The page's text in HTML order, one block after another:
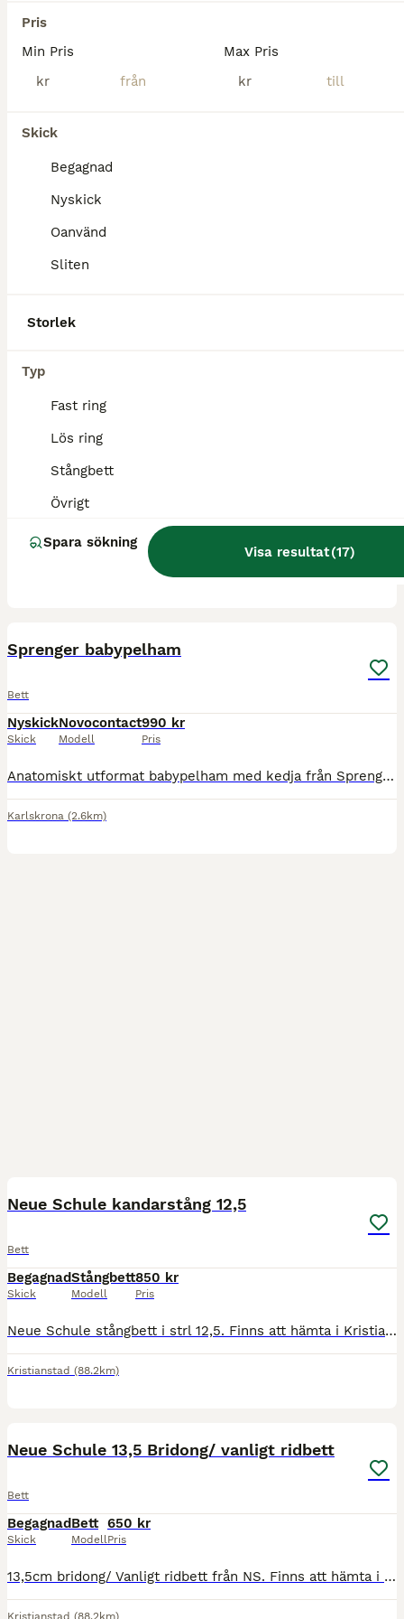
Pris
Min Pris
kr
Max Pris
kr
Skick
Begagnad
Nyskick
Oanvänd
Sliten
Storlek
Typ
Fast ring
Lös ring
Stångbett
Övrigt
Spara sökning
Visa resultat(17)
Ekenässjön
Baucher bett fager 12,5 godkänd för tävling
BegagnadBaucher bett
Gustav fager bett sötmalm 12,5 Baucher bett Godkänd för dressyrtävling Finns i Färjestaden eller Kalmar och kan skickas mot fraktkostnad
Sprenger babypelham
Bett
Nyskick
Skick
Novocontact
Modell
990 kr
Pris
Anatomiskt utformat babypelham med kedja från Sprenger, strl 125 i mycket gott skick! Nypris 2400kr
Karlskrona (2.6km)
Neue Schule kandarstång 12,5
Bett
Begagnad
Skick
Stångbett
Modell
850 kr
Pris
Neue Schule stångbett i strl 12,5. Finns att hämta i Kristianstad, annars står Köpare för frakten💫🌸
Kristianstad (88.2km)
Neue Schule 13,5 Bridong/ vanligt ridbett
Bett
Begagnad
Skick
Bett
Modell
650 kr
Pris
13,5cm bridong/ Vanligt ridbett från NS. Finns att hämta i Kristianstad, annars står köpare för frakt💘
Kristianstad (88.2km)